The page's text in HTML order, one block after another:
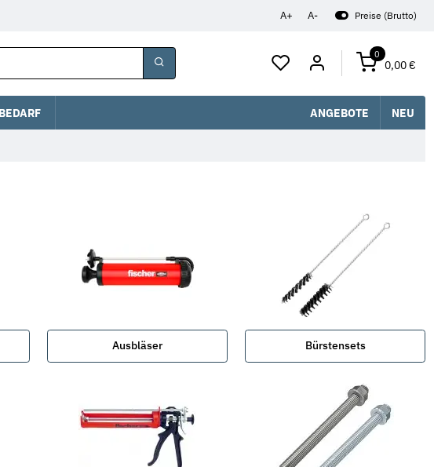
A+ A- Preise (Brutto)
0
0,00 €
ANGEBOTE NEU
Ausbläser Bürstensets